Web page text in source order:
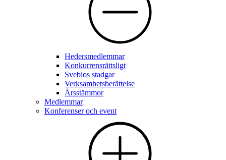
Hedersmedlemmar
Konkurrensrättsligt
Svebios stadgar
Verksamhetsberättelse
Årsstämmor
Medlemmar
Konferenser och event